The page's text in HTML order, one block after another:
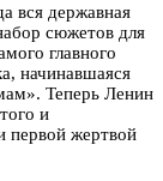
вся державная
сюжетов для
главного
начинавшаяся
Теперь Ленин
и
первой жертвой